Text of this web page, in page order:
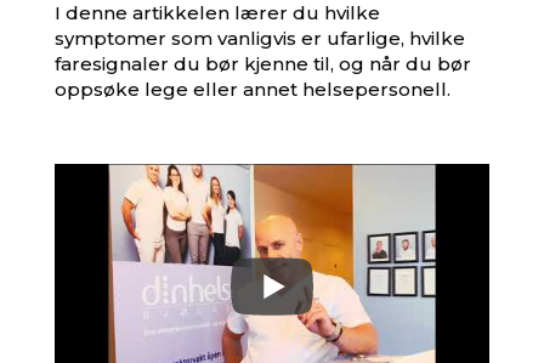
I denne artikkelen lærer du hvilke
symptomer som vanligvis er ufarlige, hvilke
faresignaler du bør kjenne til, og når du bør
oppsøke lege eller annet helsepersonell.